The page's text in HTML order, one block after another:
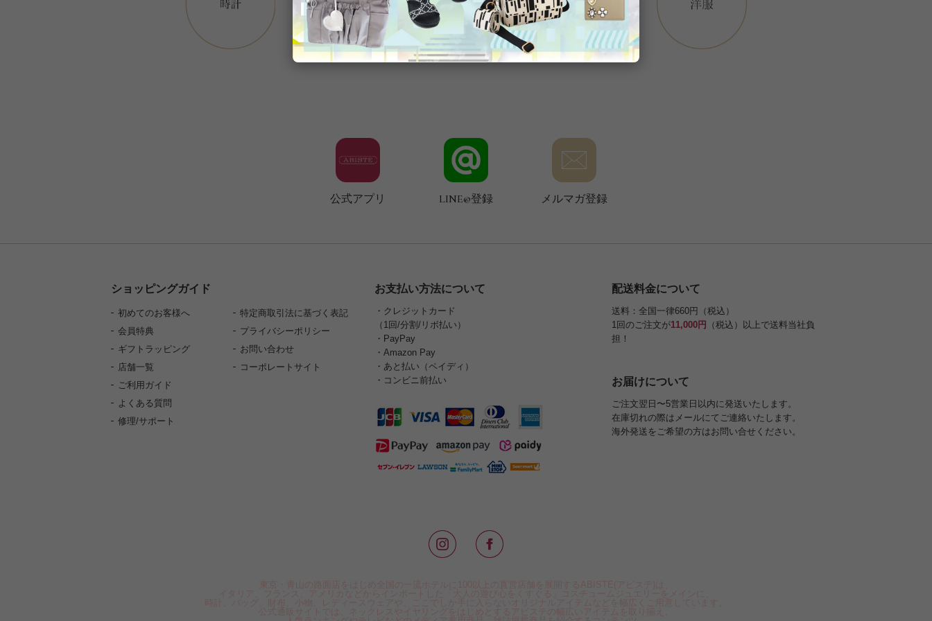
公式アプリ LINE@登録 メルマガ登録
ショッピングガイド
初めてのお客様へ
会員特典
ギフトラッピング
店舗一覧
ご利用ガイド
よくある質問
修理/サポート
特定商取引法に基づく表記
プライバシーポリシー
お問い合わせ
コーポレートサイト
お支払い方法について
・クレジットカード
（1回/分割/リボ払い）
・PayPay
・Amazon Pay
・あと払い（ペイディ）
・コンビニ前払い
配送料金について
送料：全国一律660円（税込）
1回のご注文が11,000円
（税込）以上で送料当社負
担！
お届けについて
ご注文翌日〜5営業日以内に発送いたします。
在庫切れの際はメールにてご連絡いたします。
海外発送をご希望の方はお問い合せください。